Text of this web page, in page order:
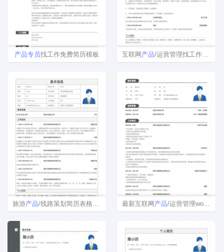
产品专员找工作免费简历模板 互联网 产品/运营管理找工作简历模板下载
旅游产品/线路策划简历表格模板 最新互联网 产品/运营管理word简历模板